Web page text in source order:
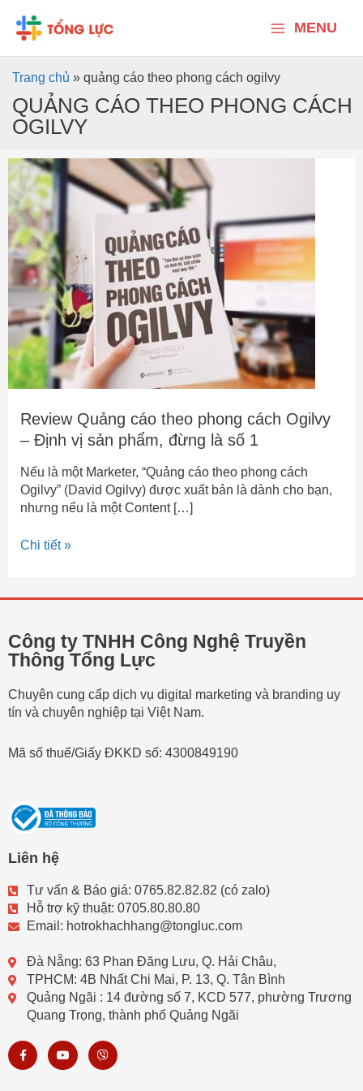
Menu
MENU
Trang chủ » quảng cáo theo phong cách ogilvy
QUẢNG CÁO THEO PHONG CÁCH
OGILVY
Review Quảng cáo theo phong cách Ogilvy
– Định vị sản phẩm, đừng là số 1
Nếu là một Marketer, “Quảng cáo theo phong cách
Ogilvy” (David Ogilvy) được xuất bản là dành cho bạn,
nhưng nếu là một Content […]
Review
Quảng
cáo
theo
phong
cách
Ogilvy
–
Định
vị
sản
phẩm,
đừng
số
Chi tiết »
Công ty TNHH Công Nghệ Truyền
Thông Tổng Lực
Chuyên cung cấp dịch vụ digital marketing và branding uy
tín và chuyên nghiệp tại Việt Nam.
Mã số thuế/Giấy ĐKKD số: 4300849190
Liên hệ
Tư vấn & Báo giá: 0765.82.82.82 (có zalo)
Hỗ trợ kỹ thuật: 0705.80.80.80
Email: hotrokhachhang@tongluc.com
Đà Nẵng: 63 Phan Đăng Lưu, Q. Hải Châu,
TPHCM: 4B Nhất Chi Mai, P. 13, Q. Tân Bình
Quảng Ngãi : 14 đường số 7, KCD 577, phường Trương
Quang Trọng, thành phố Quảng Ngãi
F
a
c
Y
o
u
V
i
b